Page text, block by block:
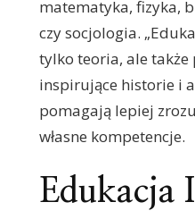
matematyka, fizyka,
czy socjologia.
tylko teoria, ale także
inspirujące historie i
pomagają lepiej
własne kompetencje.
Edukacja